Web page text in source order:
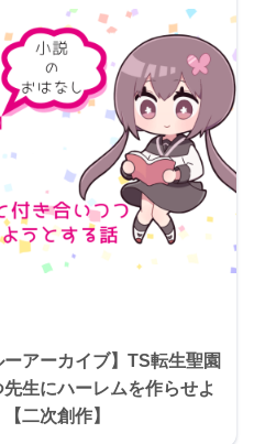
ーアーカイブ】TS転生聖園
生にハーレムを作らせよ
二次創作】